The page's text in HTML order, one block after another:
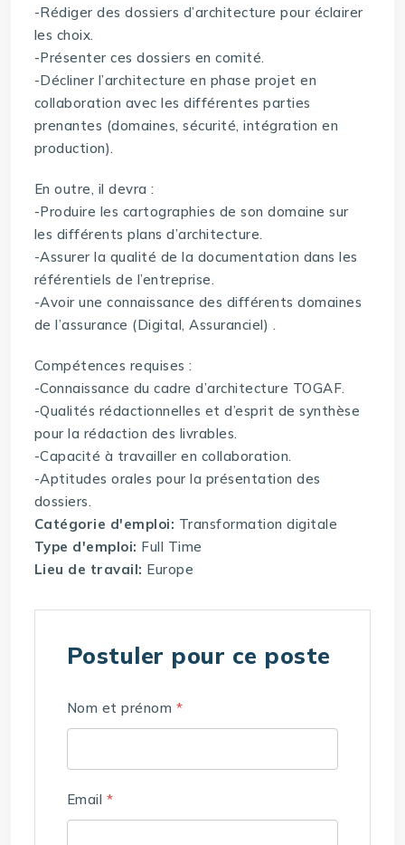
-Rédiger des dossiers d’architecture pour éclairer
les choix.
-Présenter ces dossiers en comité.
-Décliner l’architecture en phase projet en
collaboration avec les différentes parties
prenantes (domaines, sécurité, intégration en
production).
En outre, il devra :
-Produire les cartographies de son domaine sur
les différents plans d’architecture.
-Assurer la qualité de la documentation dans les
référentiels de l’entreprise.
-Avoir une connaissance des différents domaines
de l’assurance (Digital, Assuranciel) .
Compétences requises :
-Connaissance du cadre d’architecture TOGAF.
-Qualités rédactionnelles et d’esprit de synthèse
pour la rédaction des livrables.
-Capacité à travailler en collaboration.
-Aptitudes orales pour la présentation des
dossiers.
Catégorie d'emploi: Transformation digitale
Type d'emploi: Full Time
Lieu de travail: Europe
Postuler pour ce poste
Nom et prénom *
Email *